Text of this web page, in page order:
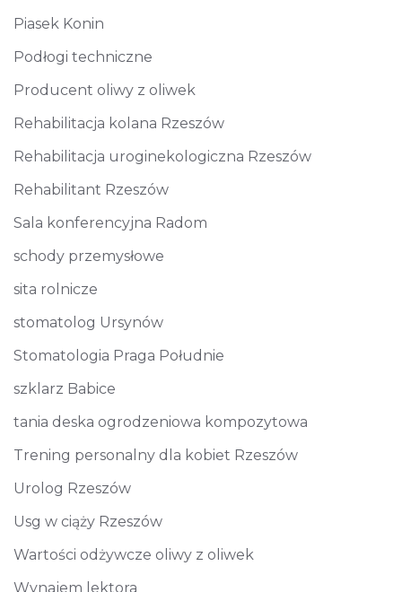
Piasek Konin
Podłogi techniczne
Producent oliwy z oliwek
Rehabilitacja kolana Rzeszów
Rehabilitacja uroginekologiczna Rzeszów
Rehabilitant Rzeszów
Sala konferencyjna Radom
schody przemysłowe
sita rolnicze
stomatolog Ursynów
Stomatologia Praga Południe
szklarz Babice
tania deska ogrodzeniowa kompozytowa
Trening personalny dla kobiet Rzeszów
Urolog Rzeszów
Usg w ciąży Rzeszów
Wartości odżywcze oliwy z oliwek
Wynajem lektora